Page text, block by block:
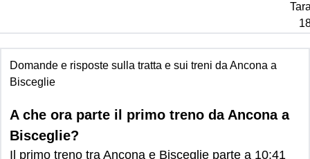
Domande e risposte sulla tratta e sui treni da Ancona a
Bisceglie
A che ora parte il primo treno da Ancona a
Bisceglie?
Il primo treno tra Ancona e Bisceglie parte a 10:41